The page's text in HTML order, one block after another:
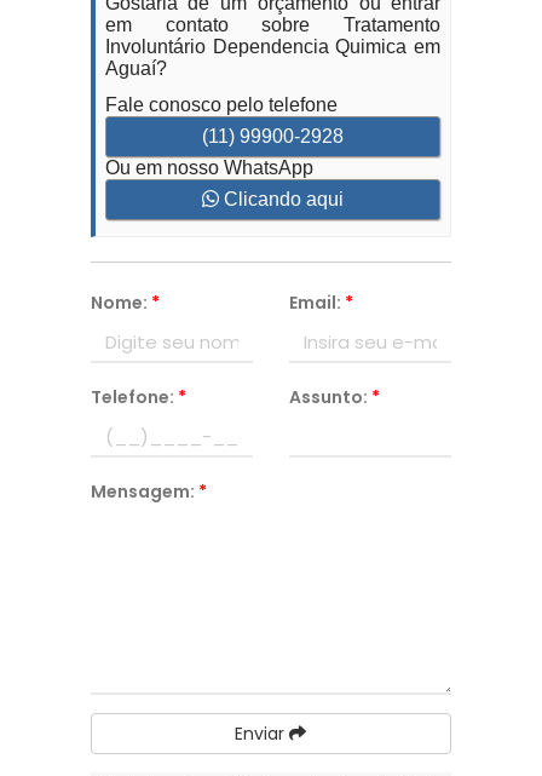
em contato sobre Tratamento
Involuntário Dependencia Quimica em
Aguaí?
Fale conosco pelo telefone
(11) 99900-2928
Ou em nosso WhatsApp
Clicando aqui
Nome: * Email: *
Telefone: * Assunto: *
Mensagem: *
Enviar